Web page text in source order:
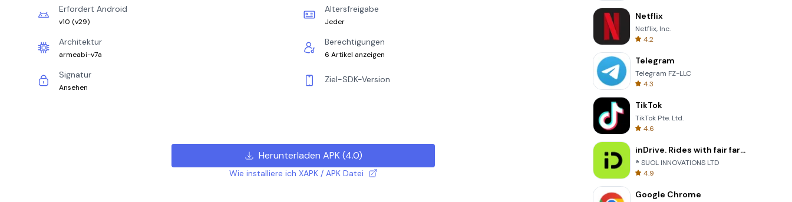
Erfordert Android
v10 (v29)
Altersfreigabe
Jeder
Architektur
armeabi-v7a
Berechtigungen
6 Artikel anzeigen
Signatur
Ansehen
Ziel-SDK-Version
Herunterladen APK(4.0)
Wie installiere ich XAPK / APK Datei
Netflix
Netflix, Inc.
4.2
Telegram
Telegram FZ-LLC
4.3
TikTok
TikTok Pte. Ltd.
4.6
inDrive. Rides with fair fares
® SUOL INNOVATIONS LTD
4.9
Google Chrome